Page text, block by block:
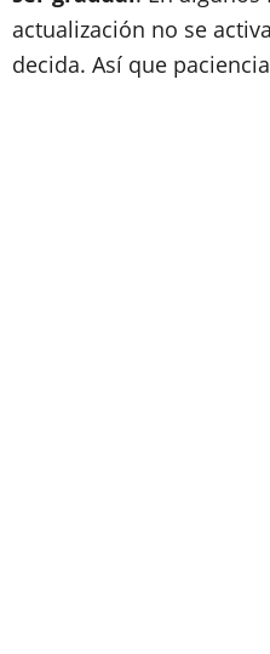
actualización no se
decida. Así que